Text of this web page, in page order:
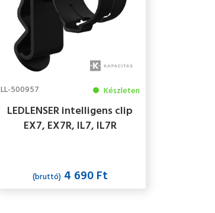
LL-500957 Készleten
LEDLENSER intelligens clip
EX7, EX7R, IL7, IL7R
(bruttó)4 690 Ft